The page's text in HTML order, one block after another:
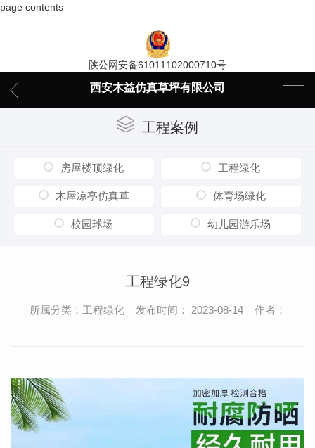
page contents
陕公网安备61011102000710号
西安木益仿真草坪有限公司
工程案例
房屋楼顶绿化 工程绿化
木屋凉亭仿真草 体育场绿化
校园球场 幼儿园游乐场
工程绿化9
所属分类：工程绿化 发布时间： 2023-08-14 作者：